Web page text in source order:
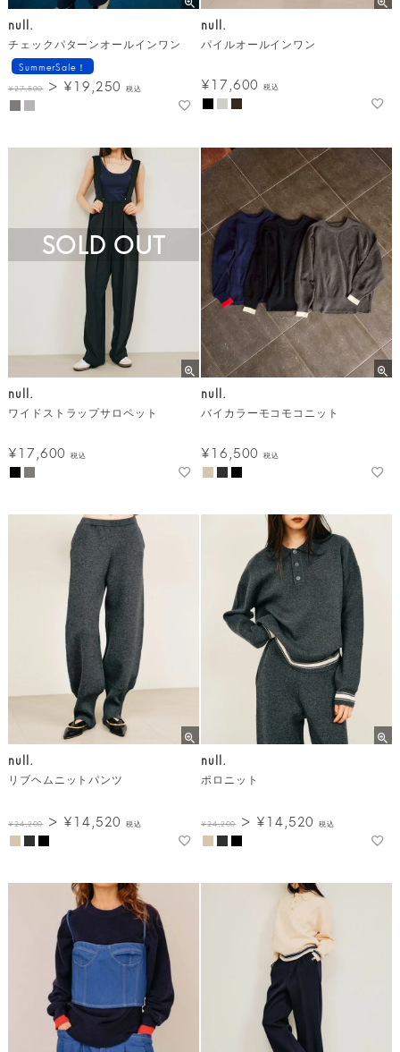
null.
チェックパターンオールインワン
SummerSale！
¥27,500 ¥19,250 税込
null.
パイルオールインワン
¥17,600 税込
null.
ワイドストラップサロペット
¥17,600 税込
SOLD OUT
null.
バイカラーモコモコニット
¥16,500 税込
null.
リブヘムニットパンツ
¥24,200 ¥14,520 税込
null.
ポロニット
¥24,200 ¥14,520 税込